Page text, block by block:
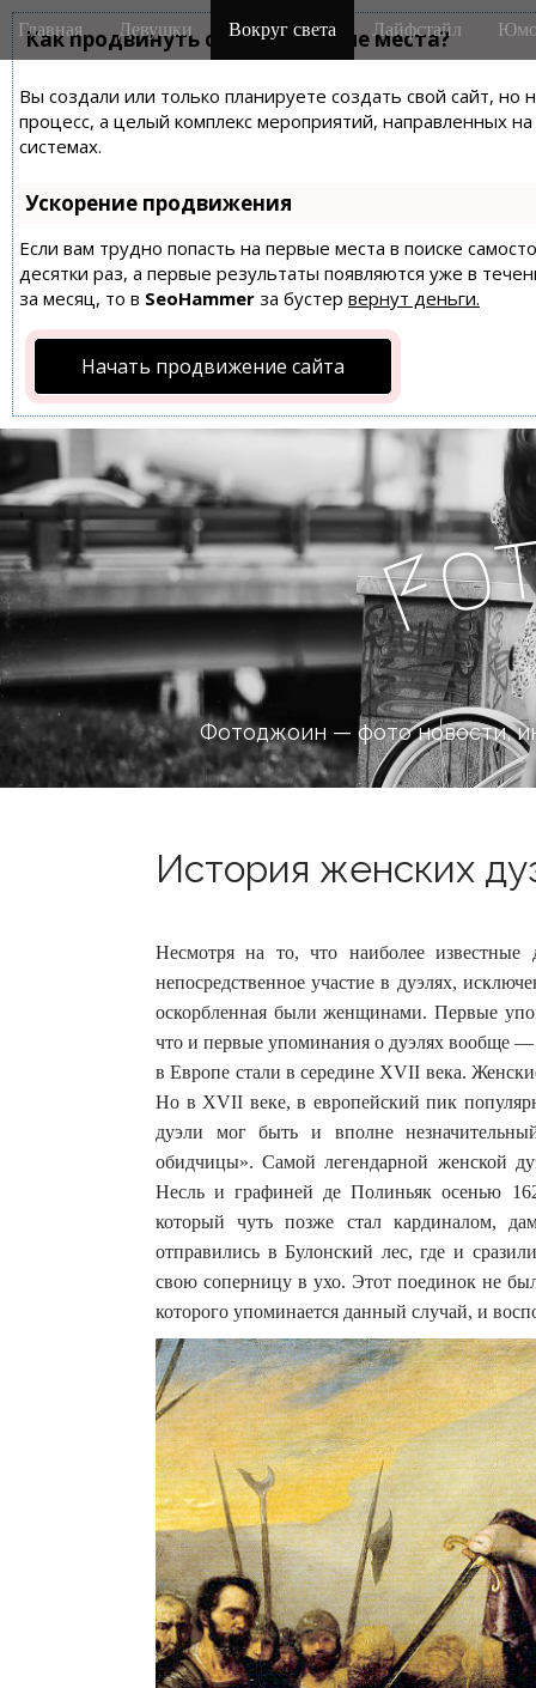
Как продвинуть сайт на первые места?
Вы создали или только планируете создать свой сайт,
процесс, а целый комплекс мероприятий, направленных
системах.
Ускорение продвижения
Если вам трудно попасть на первые места в поиске
десятки раз, а первые результаты появляются уже в
за месяц, то в SeoHammer за бустер вернут деньги.
Начать продвижение сайта
M
a
n
m
e
n
u
i
Главная Девушки Вокруг света Лайфстайл
Fo
Фотоджоин — фото новости,
История женских
Несмотря на то, что наиболее
непосредственное участие в дуэлях,
оскорбленная были женщинами. Первые
что и первые упоминания о дуэлях вообще
в Европе стали в середине XVII века.
Но в XVII веке, в европейский пик
дуэли мог быть и вполне
обидчицы». Самой легендарной женской
Несль и графиней де Полиньяк осенью
который чуть позже стал кардиналом,
отправились в Булонский лес, где и
свою соперницу в ухо. Этот поединок не
которого упоминается данный случай, и